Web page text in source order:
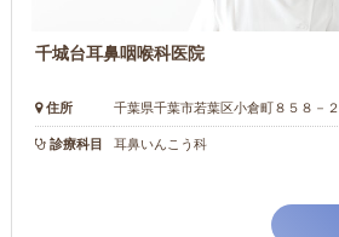
千城台耳鼻咽喉科医院
住所 千葉県千葉市若葉区小倉町８５８－２
診療科目 耳鼻いんこう科